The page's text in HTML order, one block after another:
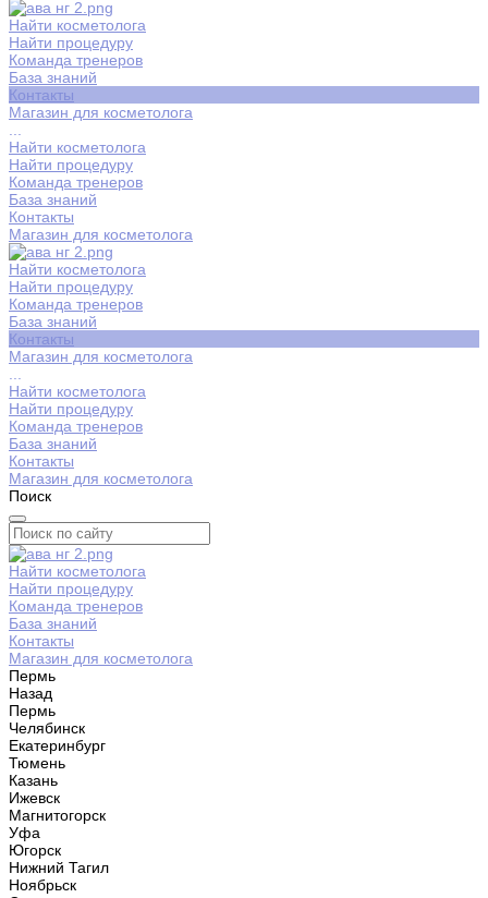
Найти косметолога
Найти процедуру
Команда тренеров
База знаний
Контакты
Магазин для косметолога
Найти косметолога
Найти процедуру
Команда тренеров
База знаний
Контакты
Магазин для косметолога
Найти косметолога
Найти процедуру
Команда тренеров
База знаний
Контакты
Магазин для косметолога
Найти косметолога
Найти процедуру
Команда тренеров
База знаний
Контакты
Магазин для косметолога
Поиск
Найти косметолога
Найти процедуру
Команда тренеров
База знаний
Контакты
Магазин для косметолога
Пермь
Назад
Пермь
Челябинск
Екатеринбург
Тюмень
Казань
Ижевск
Магнитогорск
Уфа
Югорск
Нижний Тагил
Ноябрьск